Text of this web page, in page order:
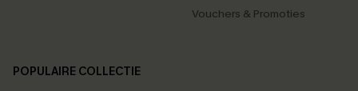
Vouchers & Promoties
POPULAIRE COLLECTIE